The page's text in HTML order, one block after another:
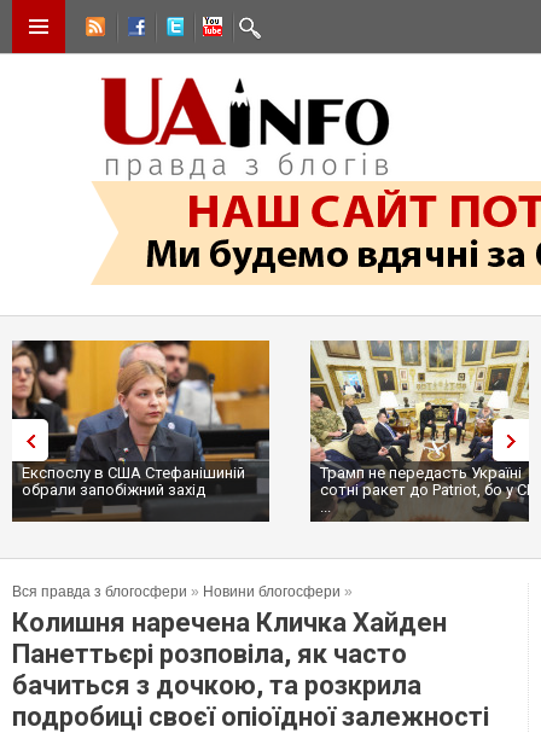
Експослу в США Стефанішиній
обрали запобіжний захід
Трамп не передасть Україні
сотні ракет до Patriot, бо у
...
Вся правда з блогосфери » Новини блогосфери »
Колишня наречена Кличка Хайден
Панеттьєрі розповіла, як часто
бачиться з дочкою, та розкрила
подробиці своєї опіоїдної залежності